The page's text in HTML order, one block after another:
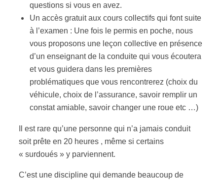
questions si vous en avez.
Un accès gratuit aux cours collectifs qui font suite
à l’examen : Une fois le permis en poche, nous
vous proposons une leçon collective en présence
d’un enseignant de la conduite qui vous écoutera
et vous guidera dans les premières
problématiques que vous rencontrerez (choix du
véhicule, choix de l’assurance, savoir remplir un
constat amiable, savoir changer une roue etc …)
Il est rare qu’une personne qui n’a jamais conduit
soit prête en 20 heures , même si certains
« surdoués » y parviennent.
C’est une discipline qui demande beaucoup de